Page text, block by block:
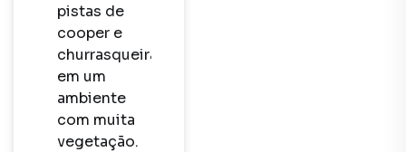
pistas de
cooper e
churrasqueiras
em um
ambiente
com muita
vegetação.